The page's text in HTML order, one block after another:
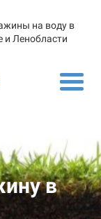
на воду в
и Ленобласти
в